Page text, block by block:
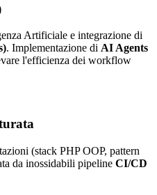
Artificiale e integrazione di
. Implementazione di AI Agents
l'efficienza dei workflow
(stack PHP OOP, pattern
da inossidabili pipeline CI/CD